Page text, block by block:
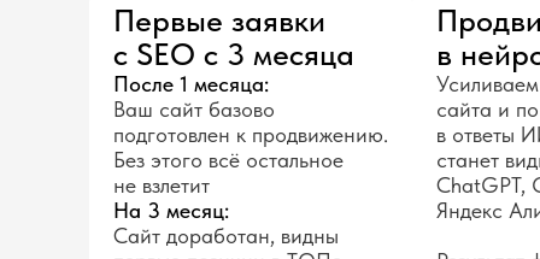
Первые заявки
с SEO с 3 месяца
После 1 месяца:
Ваш сайт базово
подготовлен к продвижению.
Без этого всё остальное
не взлетит
На 3 месяц:
Сайт доработан, видны
в
сайта и
в ответы
станет
ChatGPT,
Яндекс